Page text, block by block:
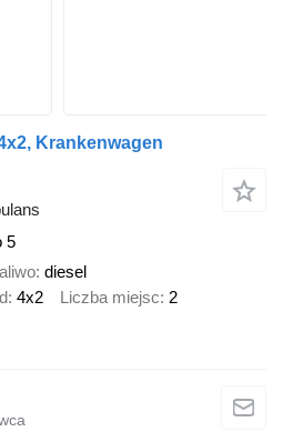
Krankenwagen
5
diesel
4x2 Liczba miejsc 2